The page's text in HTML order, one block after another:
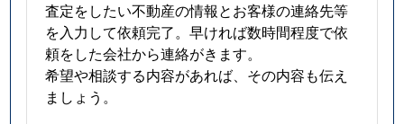
査定をしたい不動産の情報とお客様の連絡先等
を入力して依頼完了。早ければ数時間程度で依
頼をした会社から連絡がきます。
希望や相談する内容があれば、その内容も伝え
ましょう。